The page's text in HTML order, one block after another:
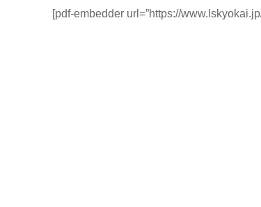
[pdf-embedder url=”https://